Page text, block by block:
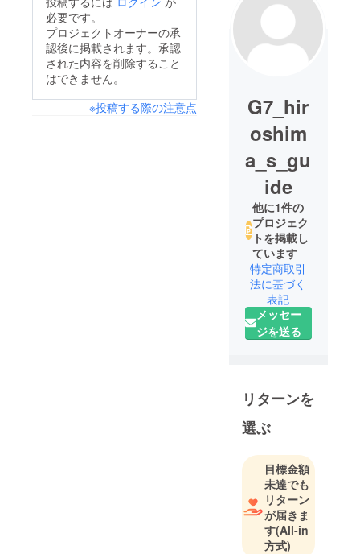
必要です。
プロジェクトオーナーの承
認後に掲載されます。承認
された内容を削除すること
はできません。
※投稿する際の注意点
G7_hir
oshim
a_s_gu
ide
他に1件の
プロジェク
トを掲載し
ています
特定商取引
法に基づく
表記
メッセー
ジを送る
リターンを
選ぶ
目標金額
未達でも
リターン
が届きま
す(All-in
方式)